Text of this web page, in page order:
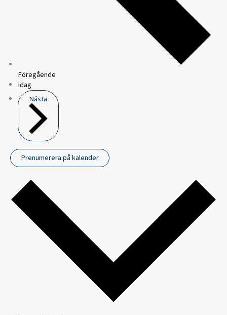
Föregående
Idag
Nästa
Prenumerera på kalender